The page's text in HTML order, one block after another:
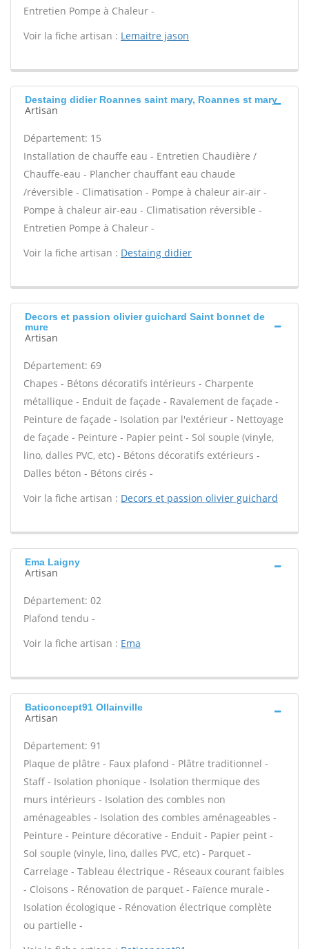
Entretien Pompe à Chaleur -
Voir la fiche artisan : Lemaitre jason
Destaing didier Roannes saint mary, Roannes st mary
Artisan
Département: 15
Installation de chauffe eau - Entretien Chaudière /
Chauffe-eau - Plancher chauffant eau chaude
/réversible - Climatisation - Pompe à chaleur air-air -
Pompe à chaleur air-eau - Climatisation réversible -
Entretien Pompe à Chaleur -
Voir la fiche artisan : Destaing didier
Decors et passion olivier guichard Saint bonnet de
mure
Artisan
Département: 69
Chapes - Bétons décoratifs intérieurs - Charpente
métallique - Enduit de façade - Ravalement de façade -
Peinture de façade - Isolation par l'extérieur - Nettoyage
de façade - Peinture - Papier peint - Sol souple (vinyle,
lino, dalles PVC, etc) - Bétons décoratifs extérieurs -
Dalles béton - Bétons cirés -
Voir la fiche artisan : Decors et passion olivier guichard
Ema Laigny
Artisan
Département: 02
Plafond tendu -
Voir la fiche artisan : Ema
Baticoncept91 Ollainville
Artisan
Département: 91
Plaque de plâtre - Faux plafond - Plâtre traditionnel -
Staff - Isolation phonique - Isolation thermique des
murs intérieurs - Isolation des combles non
aménageables - Isolation des combles aménageables -
Peinture - Peinture décorative - Enduit - Papier peint -
Sol souple (vinyle, lino, dalles PVC, etc) - Parquet -
Carrelage - Tableau électrique - Réseaux courant faibles
- Cloisons - Rénovation de parquet - Faïence murale -
Isolation écologique - Rénovation électrique complète
ou partielle -